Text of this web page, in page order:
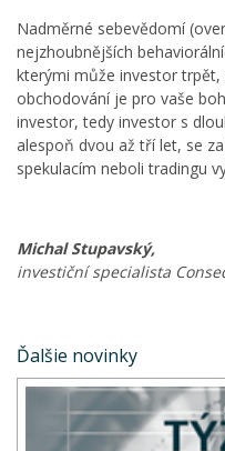
Nadměrné sebevědomí
nejzhoubnějších
kterými může investor
obchodování je pro vaše
investor, tedy investor s
alespoň dvou až tří let, se
spekulacím neboli tradingu
Michal Stupavský,
investiční specialista
Ďalšie novinky